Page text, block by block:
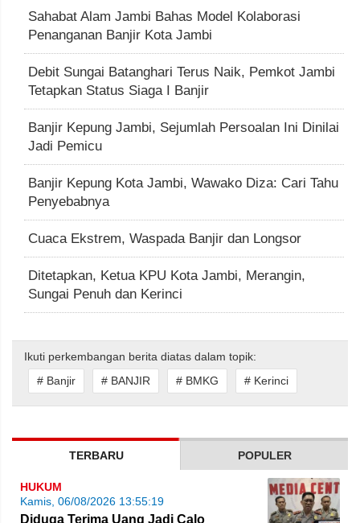
Sahabat Alam Jambi Bahas Model Kolaborasi
Penanganan Banjir Kota Jambi
Debit Sungai Batanghari Terus Naik, Pemkot Jambi
Tetapkan Status Siaga I Banjir
Banjir Kepung Jambi, Sejumlah Persoalan Ini Dinilai
Jadi Pemicu
Banjir Kepung Kota Jambi, Wawako Diza: Cari Tahu
Penyebabnya
Cuaca Ekstrem, Waspada Banjir dan Longsor
Ditetapkan, Ketua KPU Kota Jambi, Merangin,
Sungai Penuh dan Kerinci
Ikuti perkembangan berita diatas dalam topik:
# Banjir
# BANJIR # BMKG # Kerinci
TERBARU POPULER
HUKUM
Kamis, 06/08/2026 13:55:19
Diduga Terima Uang Jadi Calo